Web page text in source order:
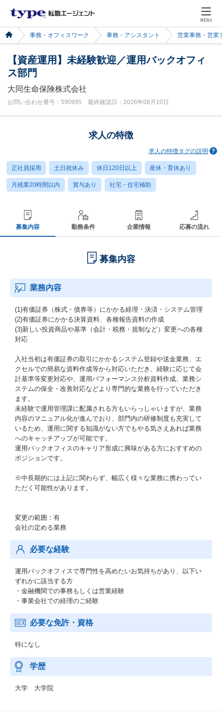
MENU
事務・オフィスワーク 事務・アシスタント 営業事務・営業
【資産運用】未経験歓迎／運用バックオフィ
ス部門
大同生命保険株式会社
お問い合わせ番号：590995 最終確認日：2026年08月10日
求人の特徴
求人の特徴タグの説明
正社員採用 土日祝休み 休日120日以上 産休・育休あり
月残業20時間以内 賞与あり 社宅・住宅補助
募集内容 勤務条件 企業情報 応募の流れ
募集内容
業務内容
(1)有価証券（株式・債券等）にかかる経理・決済・システム管理
(2)有価証券にかかる決算資料、各種報告資料の作成
(3)新しい投資商品や基準（会計・税務・規制など）変更への各種
対応
入社当初は有価証券の取引にかかるシステム登録や送金業務、エ
クセルでの簡易な資料作成等から対応いただき、経験に応じて会
計基準等変更対応や、運用パフォーマンス分析資料作成、業務シ
ステムの保全・改善対応などより専門的な業務を行っていただき
ます。
未経験で運用管理課に配属される方もいらっしゃいますが、業務
内容のマニュアル化が進んでおり、部門内の研修制度も充実して
いるため、運用に関する知識がない方でもやる気さえあれば業務
へのキャッチアップが可能です。
運用バックオフィスのキャリア形成に興味がある方におすすめの
ポジションです。
※中長期的には上記に関わらず、幅広く様々な業務に携わってい
ただく可能性があります。
変更の範囲：有
会社の定める業務
必要な経験
運用バックオフィスで専門性を高めたいお気持ちがあり、以下い
ずれかに該当する方
・金融機関での事務もしくは営業経験
・事業会社での経理のご経験
必要な免許・資格
特になし
学歴
大学 大学院